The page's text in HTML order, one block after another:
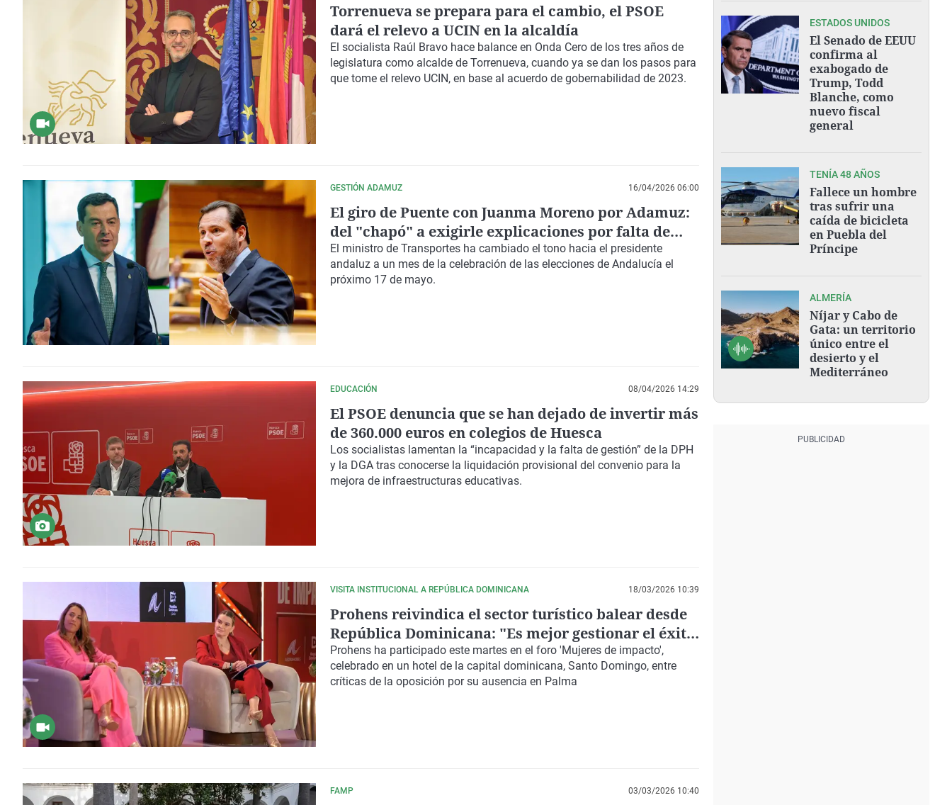
Torrenueva se prepara para el cambio, el PSOE
dará el relevo a UCIN en la alcaldía
El socialista Raúl Bravo hace balance en Onda Cero de los tres años de
legislatura como alcalde de Torrenueva, cuando ya se dan los pasos para
que tome el relevo UCIN, en base al acuerdo de gobernabilidad de 2023.
GESTIÓN ADAMUZ 16/04/2026 06:00
El giro de Puente con Juanma Moreno por Adamuz:
del "chapó" a exigirle explicaciones por falta de
coordinación
El ministro de Transportes ha cambiado el tono hacia el presidente
andaluz a un mes de la celebración de las elecciones de Andalucía el
próximo 17 de mayo.
EDUCACIÓN 08/04/2026 14:29
El PSOE denuncia que se han dejado de invertir más
de 360.000 euros en colegios de Huesca
Los socialistas lamentan la “incapacidad y la falta de gestión” de la DPH
y la DGA tras conocerse la liquidación provisional del convenio para la
mejora de infraestructuras educativas.
VISITA INSTITUCIONAL A REPÚBLICA DOMINICANA 18/03/2026 10:39
Prohens reivindica el sector turístico balear desde
República Dominicana: "Es mejor gestionar el éxito
que el fracaso"
Prohens ha participado este martes en el foro 'Mujeres de impacto',
celebrado en un hotel de la capital dominicana, Santo Domingo, entre
críticas de la oposición por su ausencia en Palma
FAMP 03/03/2026 10:40
ESTADOS UNIDOS
El Senado de EEUU
confirma al
exabogado de
Trump, Todd
Blanche, como
nuevo fiscal
general
TENÍA 48 AÑOS
Fallece un hombre
tras sufrir una
caída de bicicleta
en Puebla del
Príncipe
ALMERÍA
Níjar y Cabo de
Gata: un territorio
único entre el
desierto y el
Mediterráneo